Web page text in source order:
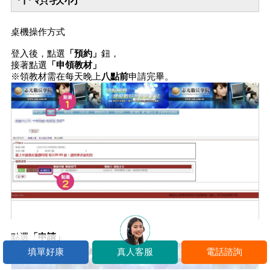
桌機操作方式
登入後，點選 「預約」 鈕，
接著點選 「申領教材」
※領教材需在每天晚上 八點前申請完畢。
點選 「申請」
填單好康
真人客服 電話諮詢